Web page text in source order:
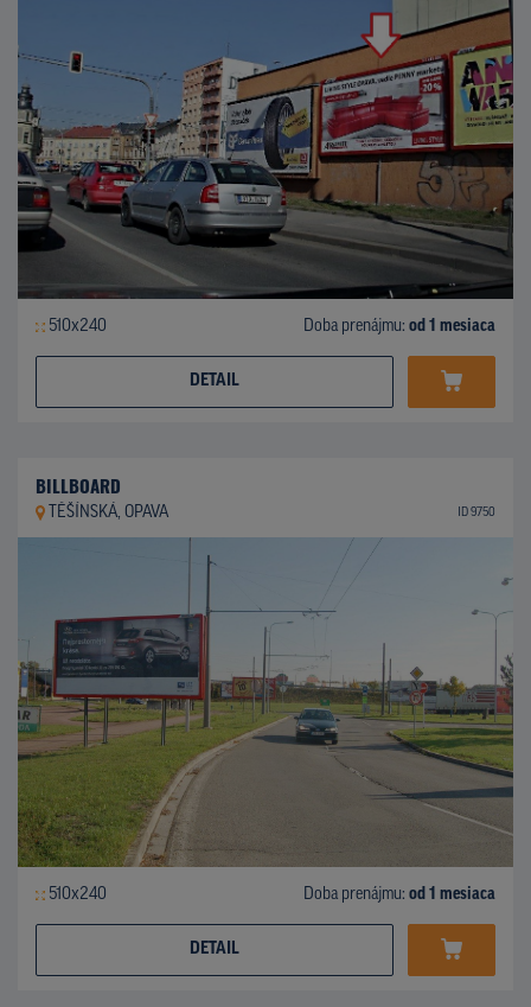
510x240 Doba prenájmu: od 1 mesiaca
DETAIL
BILLBOARD
TĚŠÍNSKÁ, OPAVA ID 9750
510x240 Doba prenájmu: od 1 mesiaca
DETAIL